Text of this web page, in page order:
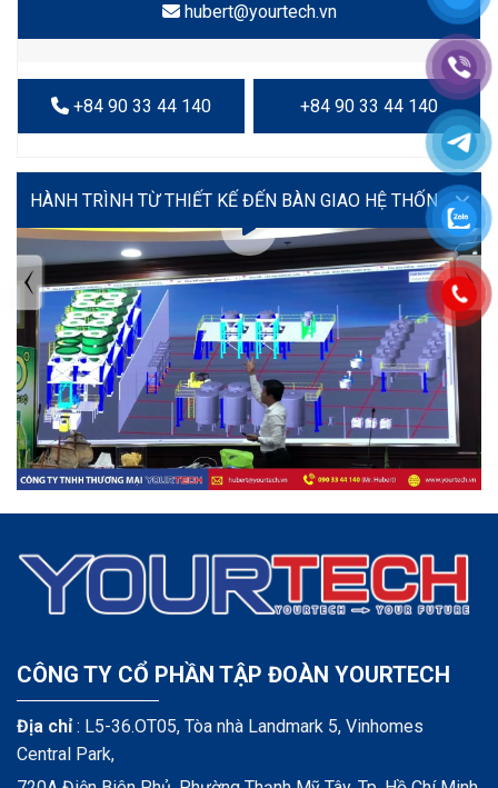
hubert@yourtech.vn
+84 90 33 44 140 +84 90 33 44 140
VIDEO
TIN TỨC MỚI NHẤT
Tuyển dụng: Nhân viên KẾ TOÁN
CÔNG TY CỔ PHẦN TẬP ĐOÀN YOURTECH
Địa chỉ: L5-36.OT05, Tòa nhà Landmark 5, Vinhomes
Central Park,